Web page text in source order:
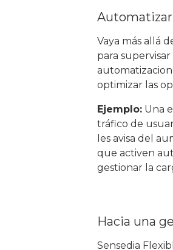
Automatizar
Vaya más allá
para
optimizar las
Ejemplo: Una
tráfico de
les avisa del
que activen
gestionar la
Hacia una
Sensedia